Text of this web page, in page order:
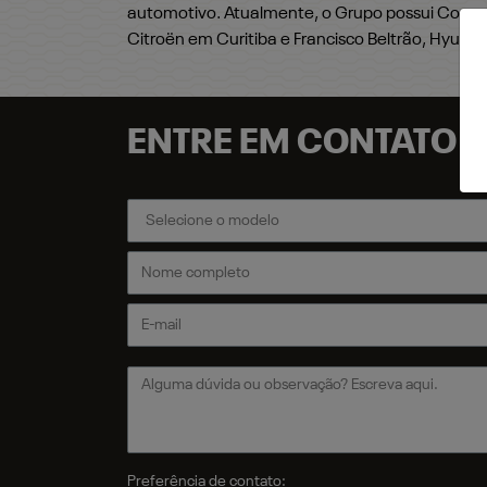
automotivo. Atualmente, o Grupo possui
Citroën em Curitiba e Francisco Beltrão,
ENTRE EM CONTATO
Preferência de contato: